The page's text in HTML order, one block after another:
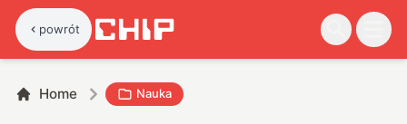
powrót
Home Nauka